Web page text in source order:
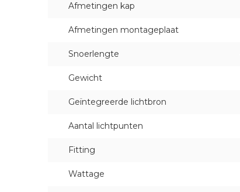
Afmetingen kap
Afmetingen montageplaat
Snoerlengte
Gewicht
Geïntegreerde lichtbron
Aantal lichtpunten
Fitting
Wattage